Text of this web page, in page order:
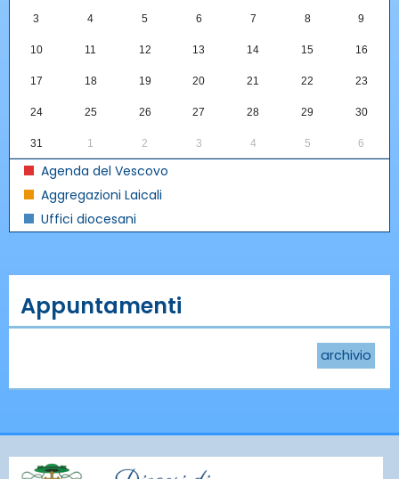
3 4 5 6 7 8 9
10 11 12 13 14 15 16
17 18 19 20 21 22 23
24 25 26 27 28 29 30
31 1 2 3 4 5 6
Agenda del Vescovo
Aggregazioni Laicali
Uffici diocesani
Appuntamenti
archivio